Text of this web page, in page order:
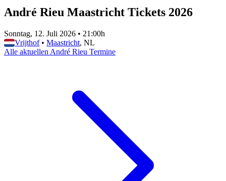
André Rieu Maastricht Tickets 2026
Sonntag, 12. Juli 2026 • 21:00h
Vrijthof • Maastricht, NL
Alle aktuellen André Rieu Termine